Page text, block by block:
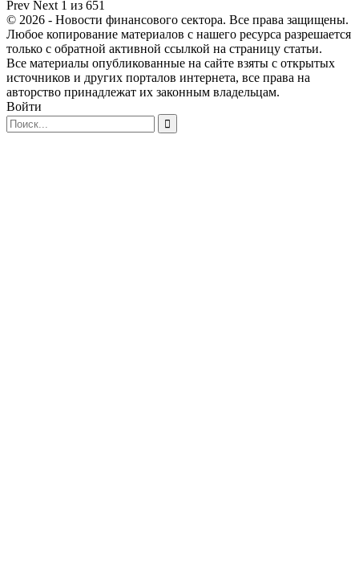
Prev Next 1 из 651
© 2026 - Новости финансового сектора. Все права защищены.
Любое копирование материалов с нашего ресурса разрешается
только с обратной активной ссылкой на страницу статьи.
Все материалы опубликованные на сайте взяты с открытых
источников и других порталов интернета, все права на
авторство принадлежат их законным владельцам.
Войти